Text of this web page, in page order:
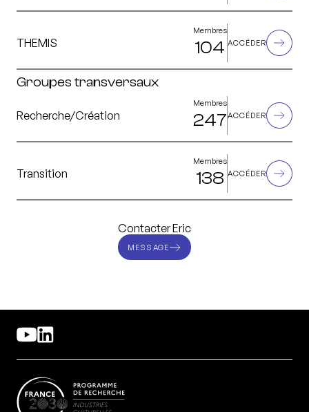
THEMIS
Membres
104 ACCÉDER
Groupes transversaux
Recherche/Création
Membres
247ACCÉDER
Transition
Membres
138 ACCÉDER
Contacter Eric
MESSAGE